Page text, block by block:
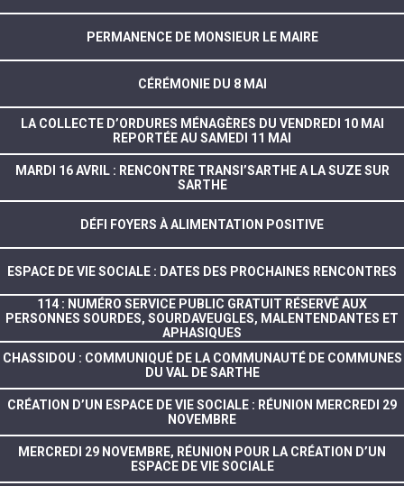
PERMANENCE DE MONSIEUR LE MAIRE
CÉRÉMONIE DU 8 MAI
LA COLLECTE D’ORDURES MÉNAGÈRES DU VENDREDI 10 MAI
REPORTÉE AU SAMEDI 11 MAI
MARDI 16 AVRIL : RENCONTRE TRANSI’SARTHE A LA SUZE SUR
SARTHE
DÉFI FOYERS À ALIMENTATION POSITIVE
ESPACE DE VIE SOCIALE : DATES DES PROCHAINES RENCONTRES
114 : NUMÉRO SERVICE PUBLIC GRATUIT RÉSERVÉ AUX
PERSONNES SOURDES, SOURDAVEUGLES, MALENTENDANTES ET
APHASIQUES
CHASSIDOU : COMMUNIQUÉ DE LA COMMUNAUTÉ DE COMMUNES
DU VAL DE SARTHE
CRÉATION D’UN ESPACE DE VIE SOCIALE : RÉUNION MERCREDI 29
NOVEMBRE
MERCREDI 29 NOVEMBRE, RÉUNION POUR LA CRÉATION D’UN
ESPACE DE VIE SOCIALE